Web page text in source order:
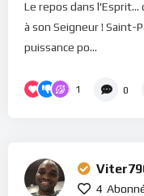
Le repos dans
à son Seigneur ! Saint-
puissance po...
1 0
4